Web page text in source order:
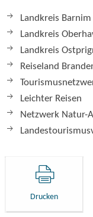
Landkreis Barnim
Landkreis
Landkreis
Reiseland
Leichter Reisen
Netzwerk Natur-
Drucken